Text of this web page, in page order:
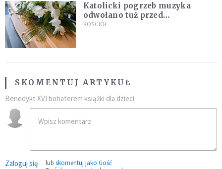
Katolicki pogrzeb muzyka
odwołano tuż przed
uroczystością. Powodem była
KOŚCIÓŁ
SKOMENTUJ ARTYKUŁ
Benedykt XVI bohaterem książki dla dzieci
Zaloguj się lub skomentuj jako Gość